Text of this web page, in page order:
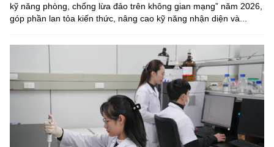
kỹ năng phòng, chống lừa đảo trên không gian mạng” năm 2026,
góp phần lan tỏa kiến thức, nâng cao kỹ năng nhận diện và...